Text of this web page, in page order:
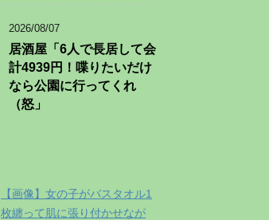
2026/08/07
居酒屋「6人で長居して会
計4939円！喋りたいだけ
なら公園に行ってくれ
（怒」
【画像】女の子がバスタオル1
枚纏って肌に張り付かせなが